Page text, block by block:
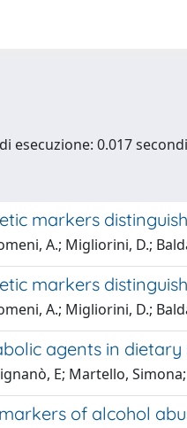
esecuzione: 0.017
markers
A.; Migliorini, D.;
markers
A.; Migliorini, D.;
agents in
E; Martello,
of alcohol